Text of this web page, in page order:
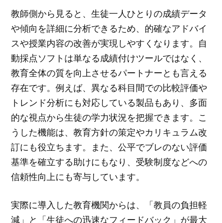
教師側から見ると、生徒一人ひとりの成績データ
や傾向を詳細に分析できるため、的確なアドバイ
スや授業内容の改善が実現しやすくなります。自
動採点ソフトは単なる成績付けツールではなく、
教育全体の質を向上させるパートナーとも言える
存在です。例えば、異なる科目間での比較評価や
トレンド分析にも対応している製品もあり、多面
的な視点から生徒の学力状況を把握できます。こ
うした機能は、教育方針の策定やカリキュラム改
訂にも役立ちます。また、公平でブレのない評価
基準を確立する助けにもなり、受験制度などへの
信頼性向上にも寄与しています。
実際に導入した教育機関からは、「教員の負担軽
減」と「生徒への迅速なフィードバック」が最大